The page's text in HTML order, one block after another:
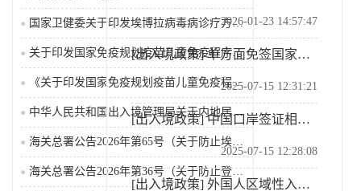
国家卫健委关于印发埃博拉病毒病诊疗方案（2026年版...
关于印发国家免疫规划疫苗儿童免疫程序及说明（2026...
《关于印发国家免疫规划疫苗儿童免疫程序及说明（202...
中华人民共和国出入境管理局关于内地居民前往港澳地区定...
海关总署公告2026年第36号（关于防止登革热疫情传...
2026-01-23 14:57:47
[出入境政策] 单方面免签国家名单
2025-07-15 12:31:21
[出入境政策] 中国口岸签证相关答问
2025-07-15 12:28:08
[出入境政策] 外国人区域性入境免签政策